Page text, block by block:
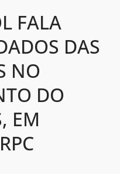
FALA
DAS
NO
DO
EM